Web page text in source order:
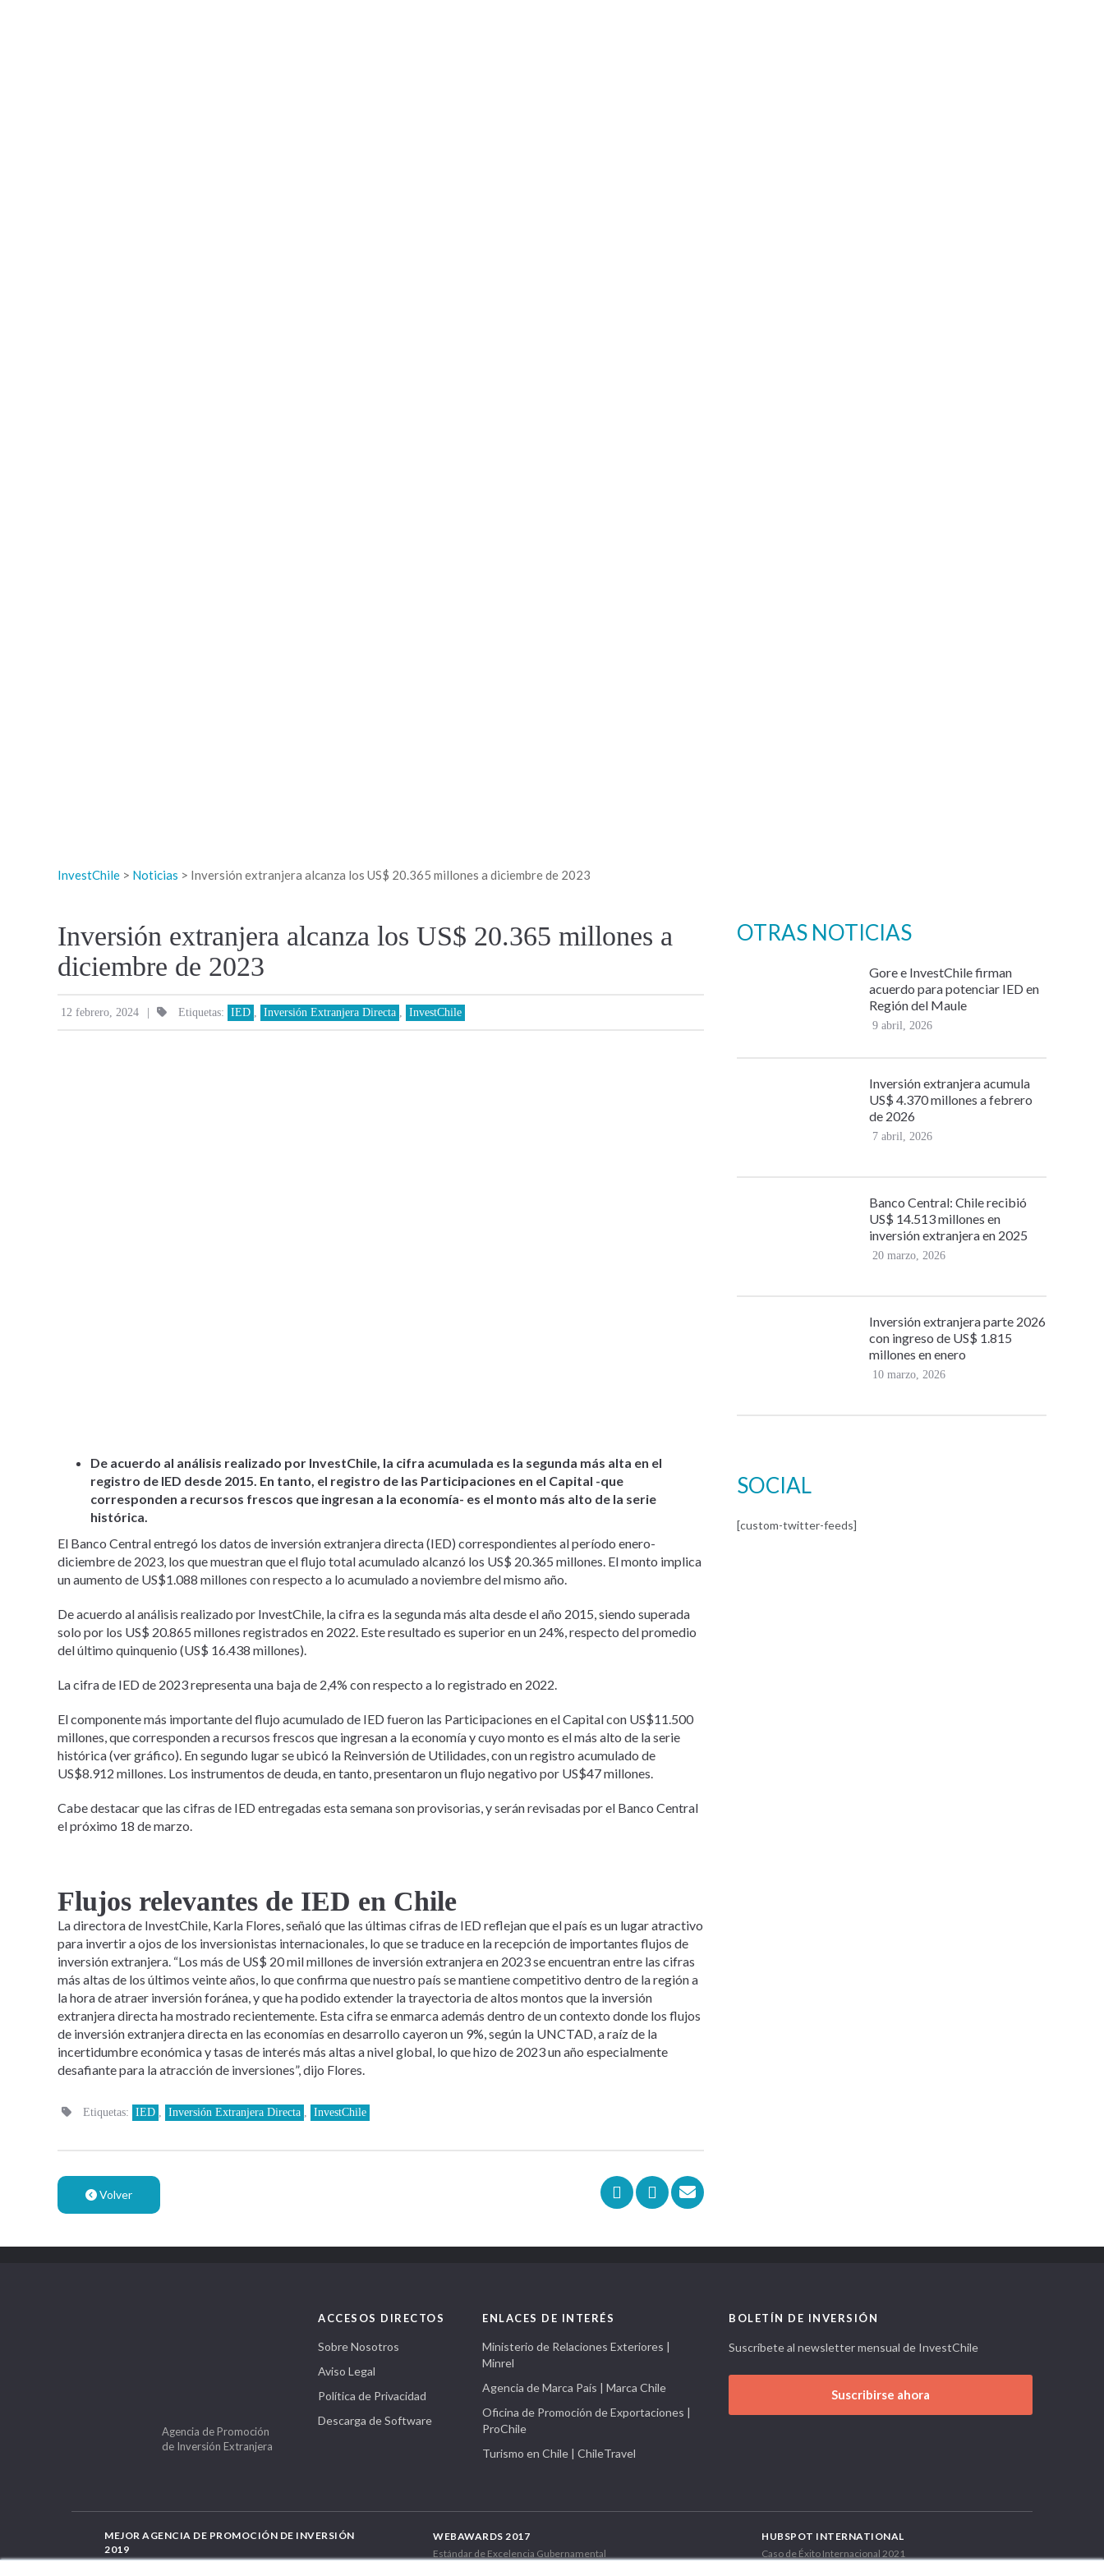
InvestChile > Noticias > Inversión extranjera alcanza los US$ 20.365 millones a diciembre de 2023
Inversión extranjera alcanza los US$ 20.365 millones a
diciembre de 2023
12 febrero, 2024 | Etiquetas: IED Inversión Extranjera Directa InvestChile
De acuerdo al análisis realizado por InvestChile, la cifra acumulada es la segunda más alta en el
registro de IED desde 2015. En tanto, el registro de las Participaciones en el Capital -que
corresponden a recursos frescos que ingresan a la economía- es el monto más alto de la serie
histórica.
El Banco Central entregó los datos de inversión extranjera directa (IED) correspondientes al período enero-
diciembre de 2023, los que muestran que el flujo total acumulado alcanzó los US$ 20.365 millones. El monto implica
un aumento de US$1.088 millones con respecto a lo acumulado a noviembre del mismo año.
De acuerdo al análisis realizado por InvestChile, la cifra es la segunda más alta desde el año 2015, siendo superada
solo por los US$ 20.865 millones registrados en 2022. Este resultado es superior en un 24%, respecto del promedio
del último quinquenio (US$ 16.438 millones).
La cifra de IED de 2023 representa una baja de 2,4% con respecto a lo registrado en 2022.
El componente más importante del flujo acumulado de IED fueron las Participaciones en el Capital con US$11.500
millones, que corresponden a recursos frescos que ingresan a la economía y cuyo monto es el más alto de la serie
histórica (ver gráfico). En segundo lugar se ubicó la Reinversión de Utilidades, con un registro acumulado de
US$8.912 millones. Los instrumentos de deuda, en tanto, presentaron un flujo negativo por US$47 millones.
Cabe destacar que las cifras de IED entregadas esta semana son provisorias, y serán revisadas por el Banco Central
el próximo 18 de marzo.
Flujos relevantes de IED en Chile
La directora de InvestChile, Karla Flores, señaló que las últimas cifras de IED reflejan que el país es un lugar atractivo
para invertir a ojos de los inversionistas internacionales, lo que se traduce en la recepción de importantes flujos de
inversión extranjera. “Los más de US$ 20 mil millones de inversión extranjera en 2023 se encuentran entre las cifras
más altas de los últimos veinte años, lo que confirma que nuestro país se mantiene competitivo dentro de la región a
la hora de atraer inversión foránea, y que ha podido extender la trayectoria de altos montos que la inversión
extranjera directa ha mostrado recientemente. Esta cifra se enmarca además dentro de un contexto donde los flujos
de inversión extranjera directa en las economías en desarrollo cayeron un 9%, según la UNCTAD, a raíz de la
incertidumbre económica y tasas de interés más altas a nivel global, lo que hizo de 2023 un año especialmente
desafiante para la atracción de inversiones”, dijo Flores.
Etiquetas: IED Inversión Extranjera Directa InvestChile
Volver
OTRAS NOTICIAS
Gore e InvestChile firman
acuerdo para potenciar IED en
Región del Maule
9 abril, 2026
Inversión extranjera acumula
US$ 4.370 millones a febrero
de 2026
7 abril, 2026
Banco Central: Chile recibió
US$ 14.513 millones en
inversión extranjera en 2025
20 marzo, 2026
Inversión extranjera parte 2026
con ingreso de US$ 1.815
millones en enero
10 marzo, 2026
SOCIAL
[custom-twitter-feeds]
Agencia de Promoción
de Inversión Extranjera
ACCESOS DIRECTOS
Sobre Nosotros
Aviso Legal
Política de Privacidad
Descarga de Software
ENLACES DE INTERÉS
Ministerio de Relaciones Exteriores |
Minrel
Agencia de Marca País | Marca Chile
Oficina de Promoción de Exportaciones |
ProChile
Turismo en Chile | ChileTravel
BOLETÍN DE INVERSIÓN
Suscríbete al newsletter mensual de InvestChile
Suscribirse ahora
MEJOR AGENCIA DE PROMOCIÓN DE INVERSIÓN
2019
WEBAWARDS 2017
Estándar de Excelencia Gubernamental
HUBSPOT INTERNATIONAL
Caso de Éxito Internacional 2021